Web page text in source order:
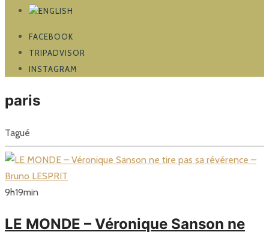
FACEBOOK
TRIPADVISOR
INSTAGRAM
paris
Tagué
9h19min
LE MONDE – Véronique Sanson ne